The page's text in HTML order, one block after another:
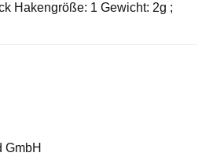
Hakengröße: 1 Gewicht: 2g ;
GmbH